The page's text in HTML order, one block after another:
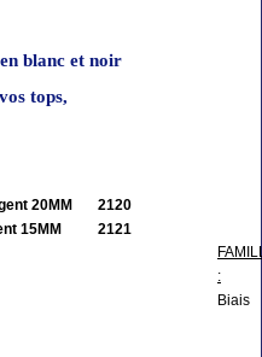
blanc et noir
tops,
20MM 2120
15MM 2121
:
Biais